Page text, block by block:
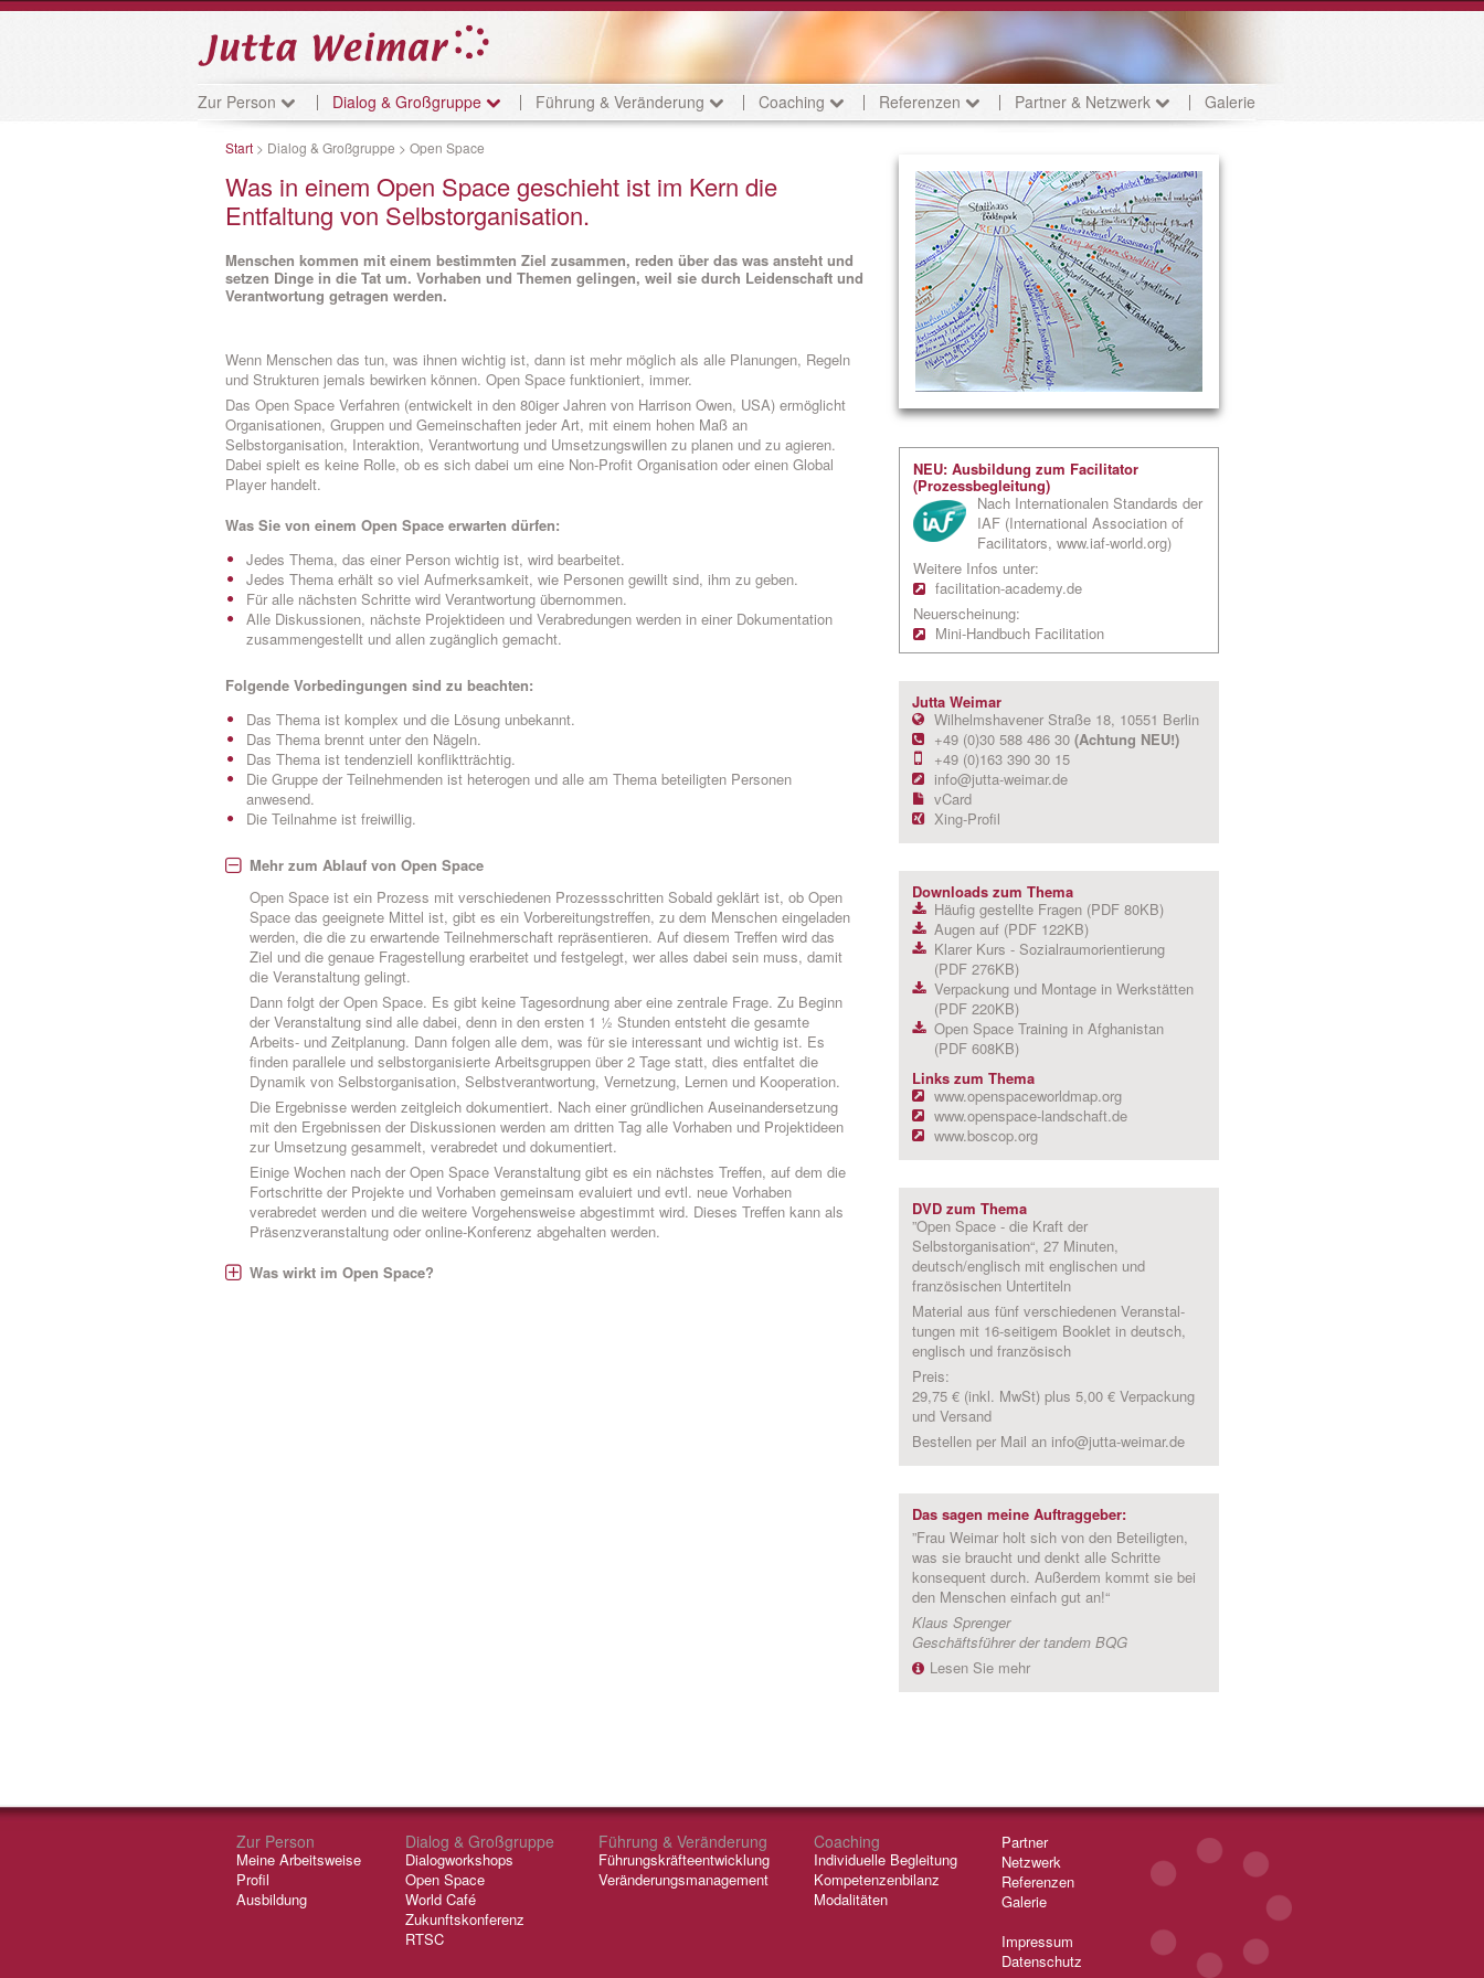
Zur Person Dialog & Großgruppe Führung & Veränderung Coaching Referenzen Partner & Netzwerk Galerie
Start> Dialog & Großgruppe > Open Space
Was in einem Open Space geschieht ist im Kern die
Entfaltung von Selbstorganisation.
Menschen kommen mit einem bestimmten Ziel zusammen, reden über das was ansteht und
setzen Dinge in die Tat um. Vorhaben und Themen gelingen, weil sie durch Leidenschaft und
Verantwortung getragen werden.
NEU: Ausbildung zum Facilitator
(Prozessbegleitung)
Nach Internationalen Standards der
IAF (International Association of
Facilitators, www.iaf-world.org)
Weitere Infos unter:
facilitation-academy.de
Neuerscheinung:
Mini-Handbuch Facilitation
Jutta Weimar
Wilhelmshavener Straße 18, 10551 Berlin
+49 (0)30 588 486 30 (Achtung NEU!)
+49 (0)163 390 30 15
info@jutta-weimar.de
vCard
Xing-Profil
Downloads zum Thema
Häufig gestellte Fragen(PDF 80KB)
Augen auf(PDF 122KB)
Klarer Kurs - Sozialraumorientierung
(PDF 276KB)
Verpackung und Montage in Werkstätten
(PDF 220KB)
Open Space Training in Afghanistan
(PDF 608KB)
Links zum Thema
www.openspaceworldmap.org
www.openspace-landschaft.de
www.boscop.org
DVD zum Thema
”Open Space - die Kraft der
Selbstorganisation“, 27 Minuten,
deutsch/englisch mit englischen und
französischen Untertiteln
Material aus fünf verschiedenen Veranstal­
tungen mit 16-seitigem Booklet in deutsch,
englisch und französisch
Preis:
29,75 € (inkl. MwSt) plus 5,00 € Verpackung
und Versand
Bestellen per Mail an info@jutta-weimar.de
Das sagen meine Auftraggeber:
”Frau Weimar holt sich von den Beteiligten,
was sie braucht und denkt alle Schritte
konsequent durch. Außerdem kommt sie bei
den Menschen einfach gut an!“
Klaus Sprenger
Geschäftsführer der tandem BQG
Lesen Sie mehr
Wenn Menschen das tun, was ihnen wichtig ist, dann ist mehr möglich als alle Planungen, Regeln
und Strukturen jemals bewirken können. Open Space funktioniert, immer.
Das Open Space Verfahren (entwickelt in den 80iger Jahren von Harrison Owen, USA) ermöglicht
Organisationen, Gruppen und Gemeinschaften jeder Art, mit einem hohen Maß an
Selbstorganisation, Interaktion, Verantwortung und Umsetzungswillen zu planen und zu agieren.
Dabei spielt es keine Rolle, ob es sich dabei um eine Non-Profit Organisation oder einen Global
Player handelt.
Was Sie von einem Open Space erwarten dürfen:
Jedes Thema, das einer Person wichtig ist, wird bearbeitet.
Jedes Thema erhält so viel Aufmerksamkeit, wie Personen gewillt sind, ihm zu geben.
Für alle nächsten Schritte wird Verantwortung übernommen.
Alle Diskussionen, nächste Projektideen und Verabredungen werden in einer Dokumentation
zusammengestellt und allen zugänglich gemacht.
Folgende Vorbedingungen sind zu beachten:
Das Thema ist komplex und die Lösung unbekannt.
Das Thema brennt unter den Nägeln.
Das Thema ist tendenziell konfliktträchtig.
Die Gruppe der Teilnehmenden ist heterogen und alle am Thema beteiligten Personen
anwesend.
Die Teilnahme ist freiwillig.
Mehr zum Ablauf von Open Space
Open Space ist ein Prozess mit verschiedenen Prozessschritten Sobald geklärt ist, ob Open
Space das geeignete Mittel ist, gibt es ein Vorbereitungstreffen, zu dem Menschen eingeladen
werden, die die zu erwartende Teilnehmerschaft repräsentieren. Auf diesem Treffen wird das
Ziel und die genaue Fragestellung erarbeitet und festgelegt, wer alles dabei sein muss, damit
die Veranstaltung gelingt.
Dann folgt der Open Space. Es gibt keine Tagesordnung aber eine zentrale Frage. Zu Beginn
der Veranstaltung sind alle dabei, denn in den ersten 1 ½ Stunden entsteht die gesamte
Arbeits- und Zeitplanung. Dann folgen alle dem, was für sie interessant und wichtig ist. Es
finden parallele und selbstorganisierte Arbeitsgruppen über 2 Tage statt, dies entfaltet die
Dynamik von Selbstorganisation, Selbstverantwortung, Vernetzung, Lernen und Kooperation.
Die Ergebnisse werden zeitgleich dokumentiert. Nach einer gründlichen Auseinandersetzung
mit den Ergebnissen der Diskussionen werden am dritten Tag alle Vorhaben und Projektideen
zur Umsetzung gesammelt, verabredet und dokumentiert.
Einige Wochen nach der Open Space Veranstaltung gibt es ein nächstes Treffen, auf dem die
Fortschritte der Projekte und Vorhaben gemeinsam evaluiert und evtl. neue Vorhaben
verabredet werden und die weitere Vorgehensweise abgestimmt wird. Dieses Treffen kann als
Präsenzveranstaltung oder online-Konferenz abgehalten werden.
Was wirkt im Open Space?
Zur Person
Meine Arbeitsweise
Profil
Ausbildung
Dialog & Großgruppe
Dialogworkshops
Open Space
World Café
Zukunftskonferenz
RTSC
Führung & Veränderung
Führungskräfteentwicklung
Veränderungsmanagement
Coaching
Individuelle Begleitung
Kompetenzenbilanz
Modalitäten
Partner
Netzwerk
Referenzen
Galerie
Impressum
Datenschutz